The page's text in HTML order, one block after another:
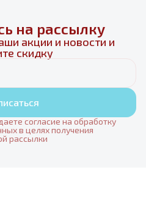
на рассылку
акции и новости и
скидку
согласие на обработку
в целях получения
рассылки